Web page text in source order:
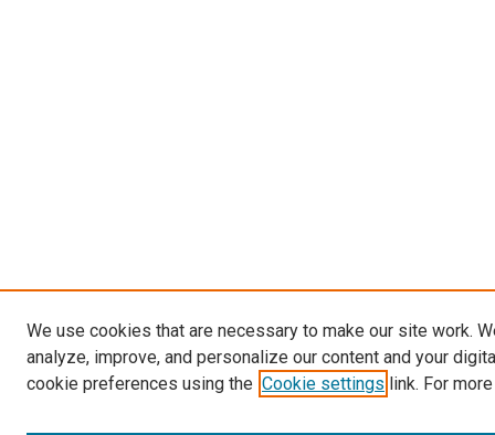
We use cookies that are necessary to make our site work.
analyze, improve, and personalize our content and your
cookie preferences using the Cookie settings link. For